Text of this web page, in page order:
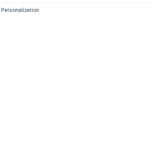
Personalization